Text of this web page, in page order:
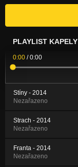
PLAYLIST KAPELY
0:00 /0:00
Stíny - 2014
Nezařazeno
Strach - 2014
Nezařazeno
Franta - 2014
Nezařazeno